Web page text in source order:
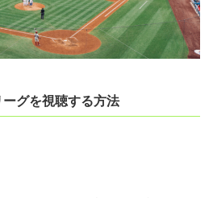
グを視聴する方法